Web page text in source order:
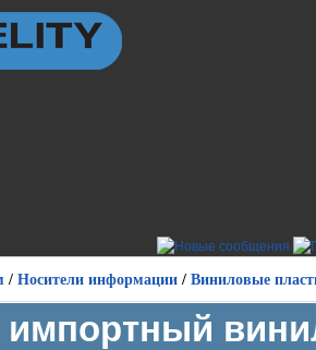
/ Носители информации / Виниловые